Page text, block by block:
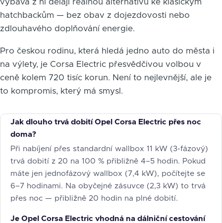
výbava z ní dělají reálnou alternativu ke klasickým
hatchbackům — bez obav z dojezdovosti nebo
zdlouhavého doplňování energie.
Pro českou rodinu, která hledá jedno auto do města i
na výlety, je Corsa Electric přesvědčivou volbou v
ceně kolem 720 tisíc korun. Není to nejlevnější, ale je
to kompromis, který má smysl.
Jak dlouho trvá dobití Opel Corsa Electric přes noc
doma?
Při nabíjení přes standardní wallbox 11 kW (3-fázový)
trvá dobití z 20 na 100 % přibližně 4–5 hodin. Pokud
máte jen jednofázový wallbox (7,4 kW), počítejte se
6–7 hodinami. Na obyčejné zásuvce (2,3 kW) to trvá
přes noc — přibližně 20 hodin na plné dobití.
Je Opel Corsa Electric vhodná na dálniční cestování